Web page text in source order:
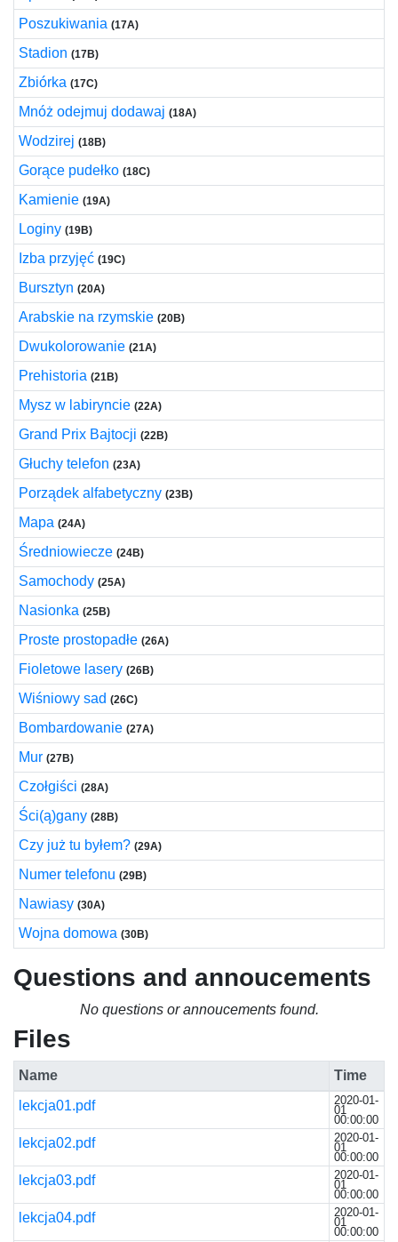
Poszukiwania (17A)
Stadion (17B)
Zbiórka (17C)
Mnóż odejmuj dodawaj (18A)
Wodzirej (18B)
Gorące pudełko (18C)
Kamienie (19A)
Loginy (19B)
Izba przyjęć (19C)
Bursztyn (20A)
Arabskie na rzymskie (20B)
Dwukolorowanie (21A)
Prehistoria (21B)
Mysz w labiryncie (22A)
Grand Prix Bajtocji (22B)
Głuchy telefon (23A)
Porządek alfabetyczny (23B)
Mapa (24A)
Średniowiecze (24B)
Samochody (25A)
Nasionka (25B)
Proste prostopadłe (26A)
Fioletowe lasery (26B)
Wiśniowy sad (26C)
Bombardowanie (27A)
Mur (27B)
Czołgiści (28A)
Ści(ą)gany (28B)
Czy już tu byłem? (29A)
Numer telefonu (29B)
Nawiasy (30A)
Wojna domowa (30B)
Questions and annoucements
No questions or annoucements found.
Files
Name
Time
lekcja01.pdf
2020-01-
01
00:00:00
lekcja02.pdf 2020-01-
01
00:00:00
lekcja03.pdf 2020-01-
01
00:00:00
lekcja04.pdf 2020-01-
01
00:00:00